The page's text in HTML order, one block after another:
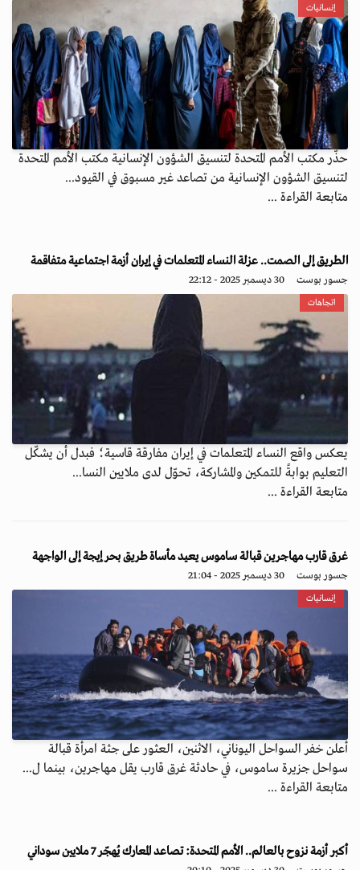
إنسانيات
حذّر مكتب الأمم المتحدة لتنسيق الشؤون الإنسانية مكتب الأمم المتحدة
لتنسيق الشؤون الإنسانية من تصاعد غير مسبوق في القيود...
متابعة القراءة ...
الطريق إلى الصمت.. عزلة النساء المتعلمات في إيران أزمة اجتماعية متفاقمة
جسور بوست 30 ديسمبر 2025 - 22:12
اتجاهات
يعكس واقع النساء المتعلمات في إيران مفارقة قاسية؛ فبدل أن يشكّل
التعليم بوابةً للتمكين والمشاركة، تحوّل لدى ملايين النسا...
متابعة القراءة ...
غرق قارب مهاجرين قبالة ساموس يعيد مأساة طريق بحر إيجة إلى الواجهة
جسور بوست 30 ديسمبر 2025 - 21:04
إنسانيات
أعلن خفر السواحل اليوناني، الاثنين، العثور على جثة امرأة قبالة
سواحل جزيرة ساموس، في حادثة غرق قارب يقل مهاجرين، بينما ل...
متابعة القراءة ...
أكبر أزمة نزوح بالعالم.. الأمم المتحدة: تصاعد المعارك يُهجّر 7 ملايين سوداني